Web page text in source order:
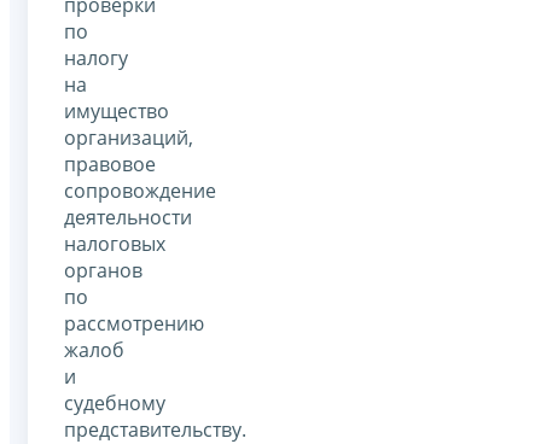
по
налогу
на
имущество
организаций,
правовое
сопровождение
деятельности
налоговых
органов
по
рассмотрению
жалоб
и
судебному
представительству.